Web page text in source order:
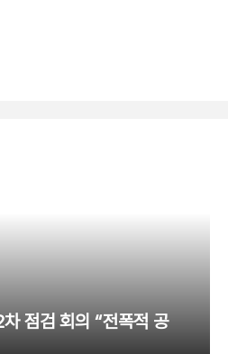
점검 회의 “전폭적 공